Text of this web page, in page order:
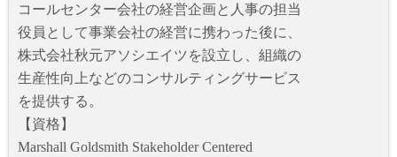
コールセンター会社の経営企画と人事の担当
役員として事業会社の経営に携わった後に、
株式会社秋元アソシエイツを設立し、組織の
生産性向上などのコンサルティングサービス
を提供する。
【資格】
Marshall Goldsmith Stakeholder Centered